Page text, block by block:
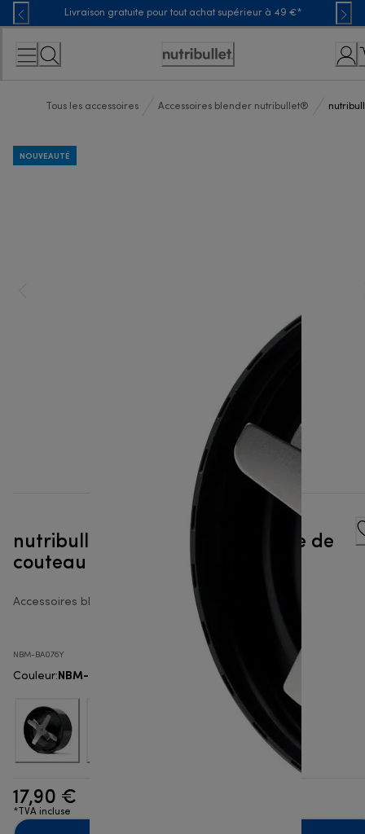
Skip
to
Content
Livraison gratuite pour tout achat supérieur à 49 €*
Déclaration
Tous les accessoires Accessoires blender nutribullet®
NOUVEAUTÉ
nutribullet® Pro extracteur lame de
couteau
Accessoires blender nutribullet®
NBM-BA076Y
Couleur:NBM-BA076Y
17,90 €
*TVA incluse